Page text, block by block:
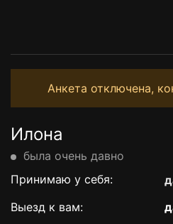
Анкета отключена,
Илона
была очень давно
Принимаю у себя:
Выезд к вам: